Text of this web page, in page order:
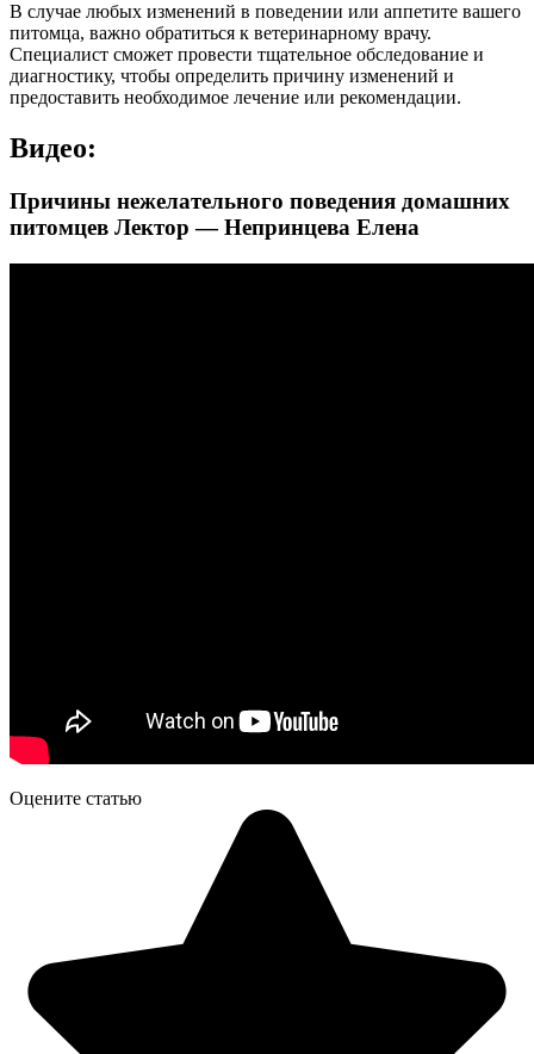
В случае любых изменений в поведении или аппетите вашего
питомца, важно обратиться к ветеринарному врачу.
Специалист сможет провести тщательное обследование и
диагностику, чтобы определить причину изменений и
предоставить необходимое лечение или рекомендации.
Видео:
Причины нежелательного поведения домашних
питомцев Лектор — Непринцева Елена
Оцените статью